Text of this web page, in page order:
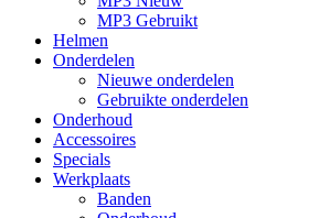
MP3 Gebruikt
Helmen
Onderdelen
Nieuwe onderdelen
Gebruikte onderdelen
Onderhoud
Accessoires
Specials
Werkplaats
Banden